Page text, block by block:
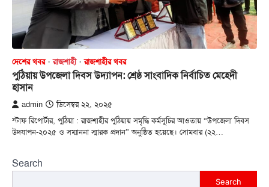
দেশের খবর রাজশাহী রাজশাহীর খবর
পুঠিয়ায় উপজেলা দিবস উদ্যাপন: শ্রেষ্ঠ সাংবাদিক নির্বাচিত মেহেদী
হাসান
admin
ডিসেম্বর ২২, ২০২৫
স্টাফ রিপোর্টার, পুঠিয়া : রাজশাহীর পুঠিয়ায় সমৃদ্ধি কর্মসূচির আওতায় “উপজেলা দিবস
উদযাপন-২০২৫ ও সম্মাননা স্মারক প্রদান” অনুষ্ঠিত হয়েছে। সোমবার (২২…
Search
Search